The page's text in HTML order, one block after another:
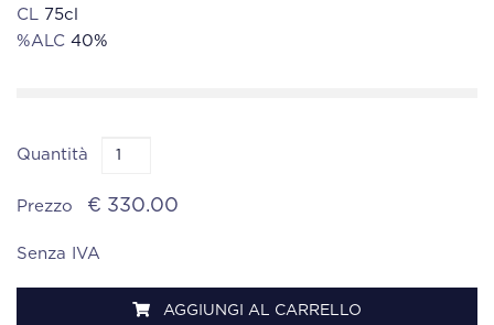
CL 75cl
%ALC 40%
Quantità
Prezzo € 330.00
Senza IVA
AGGIUNGI AL CARRELLO